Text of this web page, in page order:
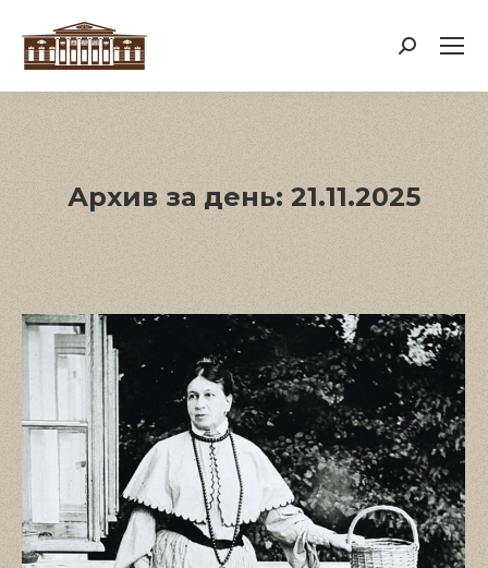
Поиск:
Архив за день: 21.11.2025